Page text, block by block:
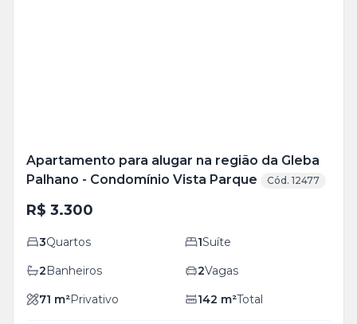
Apartamento para alugar na região da Gleba
Palhano - Condomínio Vista Parque
Cód. 12477
R$ 3.300
3Quartos 1Suíte
2Banheiros 2Vagas
71 m²Privativo 142 m²Total